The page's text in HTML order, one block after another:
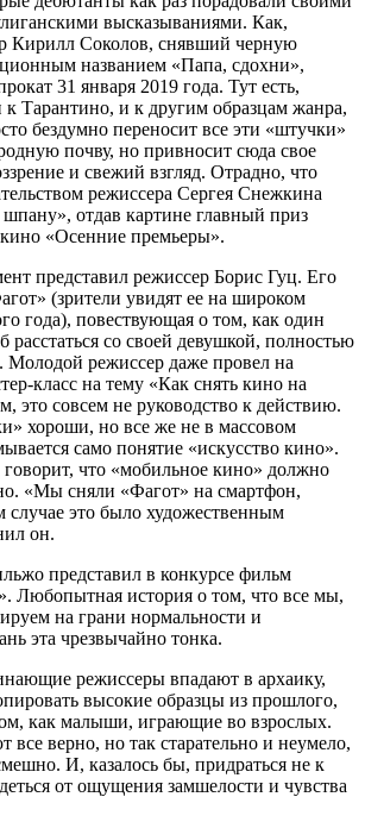
высказываниями. Как,
Кирилл Соколов, снявший черную
названием «Папа, сдохни»,
31 января 2019 года. Тут есть,
Тарантино, и к другим образцам жанра,
бездумно переносит все эти «штучки»
почву, но привносит сюда свое
и свежий взгляд. Отрадно, что
режиссера Сергея Снежкина
отдав картине главный приз
«Осенние премьеры».
представил режиссер Борис Гуц. Его
(зрители увидят ее на широком
года), повествующая о том, как один
расстаться со своей девушкой, полностью
Молодой режиссер даже провел на
класс на тему «Как снять кино на
это совсем не руководство к действию.
хороши, но все же не в массовом
само понятие «искусство кино».
что «мобильное кино» должно
«Мы сняли «Фагот» на смартфон,
случае это было художественным
он.
представил в конкурсе фильм
Любопытная история о том, что все мы,
на грани нормальности и
эта чрезвычайно тонка.
режиссеры впадают в архаику,
высокие образцы из прошлого,
как малыши, играющие во взрослых.
все верно, но так старательно и неумело,
И, казалось бы, придраться не к
от ощущения замшелости и чувства